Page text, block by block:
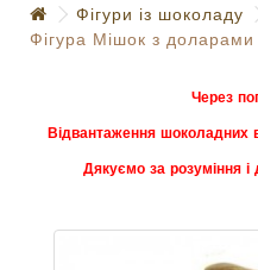
Фігури із шоколаду
Фігура Мішок з доларами
Через
Відвантаження шоколадних
Дякуємо за розуміння і